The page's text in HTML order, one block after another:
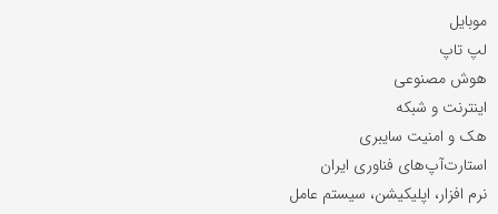
موبایل
لپ تاپ
هوش مصنوعی
اینترنت و شبکه
هک و امنیت سایبری
استارت‌آپ‌های فناوری ایران
نرم افزار، اپلیکیشن، سیستم عامل